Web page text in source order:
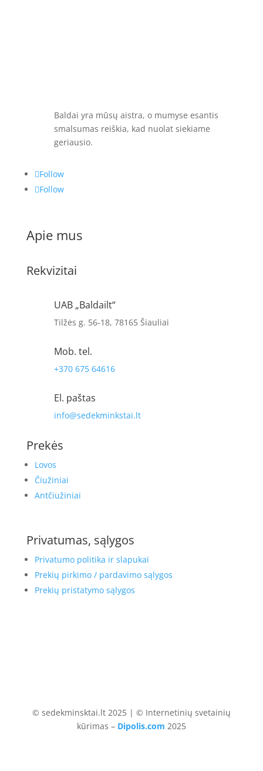
Baldai yra mūsų aistra, o mumyse esantis
smalsumas reiškia, kad nuolat siekiame
geriausio.
Follow
Follow
Apie mus
Rekvizitai
UAB „Baldailt“
Tilžės g. 56-18, 78165 Šiauliai
Mob. tel.
+370 675 64616
El. paštas
info@sedekminkstai.lt
Prekės
Lovos
Čiužiniai
Antčiužiniai
Privatumas, sąlygos
Privatumo politika ir slapukai
Prekių pirkimo / pardavimo sąlygos
Prekių pristatymo sąlygos
© sedekminsktai.lt 2025 | © Internetinių svetainių
kūrimas – Dipolis.com 2025